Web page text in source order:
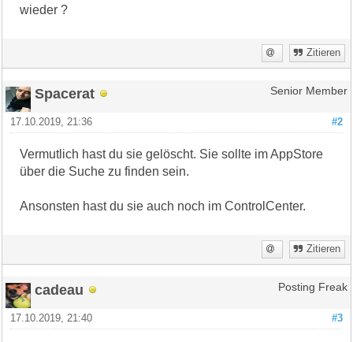
wieder ?
Zitieren
Spacerat Senior Member
#2
17.10.2019, 21:36
Vermutlich hast du sie gelöscht. Sie sollte im AppStore
über die Suche zu finden sein.
Ansonsten hast du sie auch noch im ControlCenter.
Zitieren
cadeau Posting Freak
#3
17.10.2019, 21:40